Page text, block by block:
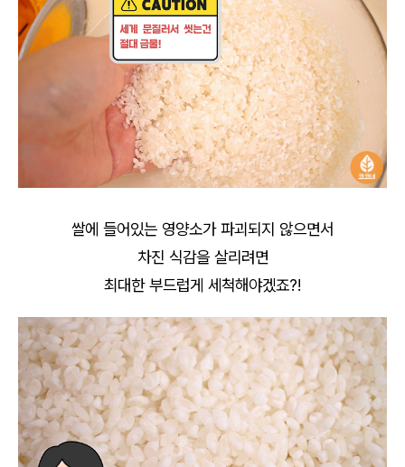
쌀에 들어있는 영양소가 파괴되지 않으면서
차진 식감을 살리려면
최대한 부드럽게 세척해야겠죠?!